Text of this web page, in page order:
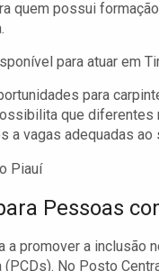
quem possui
para atuar em
para
que
a vagas adequadas ao
Pessoas
a promover a inclusão
No Posto